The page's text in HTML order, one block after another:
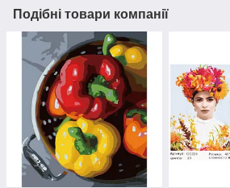
Подібні товари компанії